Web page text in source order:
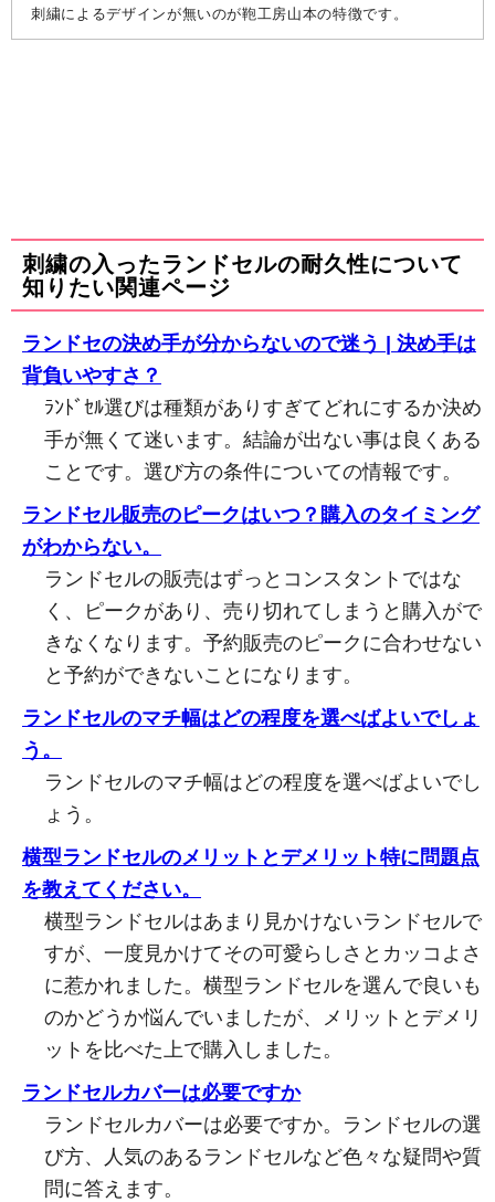
刺繍によるデザインが無いのが鞄工房山本の特徴です。
刺繍の入ったランドセルの耐久性について
知りたい関連ページ
ランドセの決め手が分からないので迷う | 決め手は
背負いやすさ？
ﾗﾝﾄﾞｾﾙ選びは種類がありすぎてどれにするか決め
手が無くて迷います。結論が出ない事は良くある
ことです。選び方の条件についての情報です。
ランドセル販売のピークはいつ？購入のタイミング
がわからない。
ランドセルの販売はずっとコンスタントではな
く、ピークがあり、売り切れてしまうと購入がで
きなくなります。予約販売のピークに合わせない
と予約ができないことになります。
ランドセルのマチ幅はどの程度を選べばよいでしょ
う。
ランドセルのマチ幅はどの程度を選べばよいでし
ょう。
横型ランドセルのメリットとデメリット特に問題点
を教えてください。
横型ランドセルはあまり見かけないランドセルで
すが、一度見かけてその可愛らしさとカッコよさ
に惹かれました。横型ランドセルを選んで良いも
のかどうか悩んでいましたが、メリットとデメリ
ットを比べた上で購入しました。
ランドセルカバーは必要ですか
ランドセルカバーは必要ですか。ランドセルの選
び方、人気のあるランドセルなど色々な疑問や質
問に答えます。